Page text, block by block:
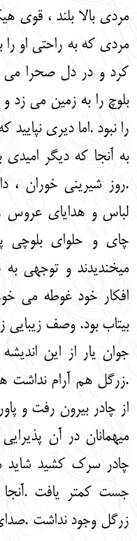
مردی بالا بلند ،
مردی که به راحتی او
کرد و در دل صحرا می
بلوچ را به زمین می زد
را نبود .اما دیری
به آنجا که دیگر
.روز شیرینی خوران ،
لباس و هدایای عروس را
چای و حلوای بلوچی
می‏خندیدند و توجهی
افکار خود غوطه می
بی‏تاب بود. وصف زیبایی
جوان یار از این
.زرگل هم آرام نداشت
از چادر بیرون رفت و
میهمانان در آن
چادر سرک کشید شاید
جست کمتر یافت
زرگل وجود نداشت .صدای